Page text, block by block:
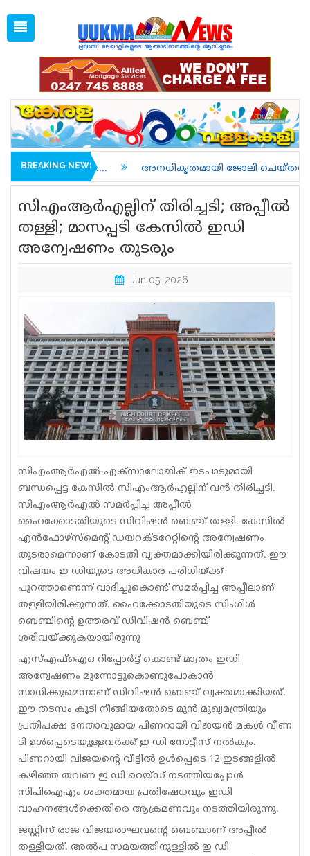
1 GBP =
128.35
Latest News
Associations
Spiritual
UK NEWS
World
Sports
Jwala
Classifieds
Law
Gallery
Open
Menu
BREAKING NEWS
അനധികൃതമായി ജോലി ചെയ്തതിന്
സിഎംആര്‍എല്ലിന് തിരിച്ചടി; അപ്പീല്‍
തള്ളി; മാസപ്പടി കേസില്‍ ഇഡി
അന്വേഷണം തുടരും
Jun 05, 2026
സിഎംആര്‍എല്‍-എക്‌സാലോജിക് ഇടപാടുമായി
ബന്ധപ്പെട്ട കേസില്‍ സിഎംആര്‍എല്ലിന് വന്‍ തിരിച്ചടി.
സിഎംആര്‍എല്‍ സമര്‍പ്പിച്ച അപ്പീല്‍
ഹൈക്കോടതിയുടെ ഡിവിഷന്‍ ബെഞ്ച് തള്ളി. കേസില്‍
എന്‍ഫോഴ്‌സ്‌മെന്റ് ഡയറക്ടറേറ്റിന്റെ അന്വേഷണം
തുടരാമെന്നാണ് കോടതി വ്യക്തമാക്കിയിരിക്കുന്നത്. ഈ
വിഷയം ഇ ഡിയുടെ അധികാര പരിധിയ്ക്ക്
പുറത്താണെന്ന് വാദിച്ചുകൊണ്ട് സമര്‍പ്പിച്ച അപ്പീലാണ്
തള്ളിയിരിക്കുന്നത്. ഹൈക്കോടതിയുടെ സിംഗിള്‍
ബെഞ്ചിന്റെ ഉത്തരവ് ഡിവിഷന്‍ ബെഞ്ച്
ശരിവയ്ക്കുകയായിരുന്നു
എസ്എഫ്‌ഐഒ റിപ്പോര്‍ട്ട് കൊണ്ട് മാത്രം ഇഡി
അന്വേഷണം മുന്നോട്ടുകൊണ്ടുപോകാന്‍
സാധിക്കുമെന്നാണ് ഡിവിഷന്‍ ബെഞ്ച് വ്യക്തമാക്കിയത്.
ഈ തടസം കൂടി നീങ്ങിയതോടെ മുന്‍ മുഖ്യമന്ത്രിയും
പ്രതിപക്ഷ നേതാവുമായ പിണറായി വിജയന്‍ മകള്‍ വീണ
ടി ഉള്‍പ്പെടെയുള്ളവര്‍ക്ക് ഇ ഡി നോട്ടീസ് നല്‍കും.
പിണറായി വിജയന്റെ വീട്ടില്‍ ഉള്‍പ്പെടെ 12 ഇടങ്ങളില്‍
കഴിഞ്ഞ തവണ ഇ ഡി റെയ്ഡ് നടത്തിയപ്പോള്‍
സിപിഐഎം ശക്തമായ പ്രതിഷേധവും ഇഡി
വാഹനങ്ങള്‍ക്കെതിരെ ആക്രമണവും നടത്തിയിരുന്നു.
ജസ്റ്റിസ് രാജ വിജയരാഘവന്റെ ബെഞ്ചാണ് അപ്പീല്‍
തള്ളിയത്. അല്‍പ സമയത്തിനുള്ളില്‍ ഇ ഡി